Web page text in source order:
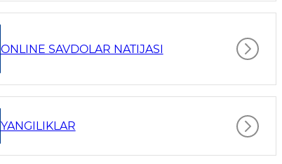
ONLINE SAVDOLAR NATIJASI
YANGILIKLAR